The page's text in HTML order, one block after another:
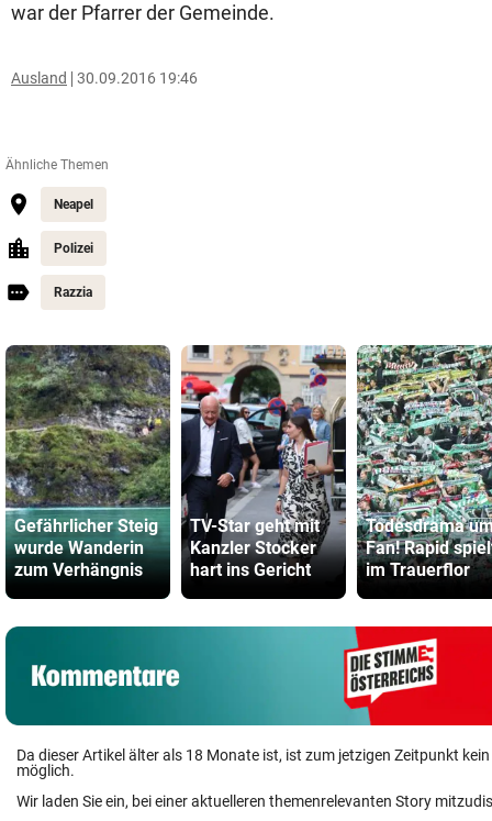
war der Pfarrer der Gemeinde.
Ausland 30.09.2016 19:46
Ähnliche Themen
Neapel
Polizei
Razzia
Gefährlicher Steig
wurde Wanderin
zum Verhängnis
TV-Star geht mit
Kanzler Stocker
hart ins Gericht
Todesdrama
Fan! Rapid
im Trauerflor
Da dieser Artikel älter als 18 Monate ist, ist zum jetzigen Zeitpunkt
möglich.
Wir laden Sie ein, bei einer aktuelleren themenrelevanten Story